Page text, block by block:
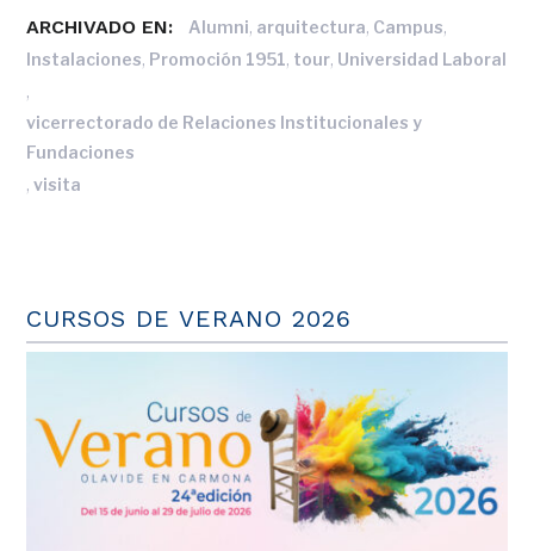
ARCHIVADO EN: Alumni, arquitectura, Campus,
Instalaciones, Promoción 1951, tour, Universidad Laboral
,
vicerrectorado de Relaciones Institucionales y
Fundaciones
,visita
CURSOS DE VERANO 2026